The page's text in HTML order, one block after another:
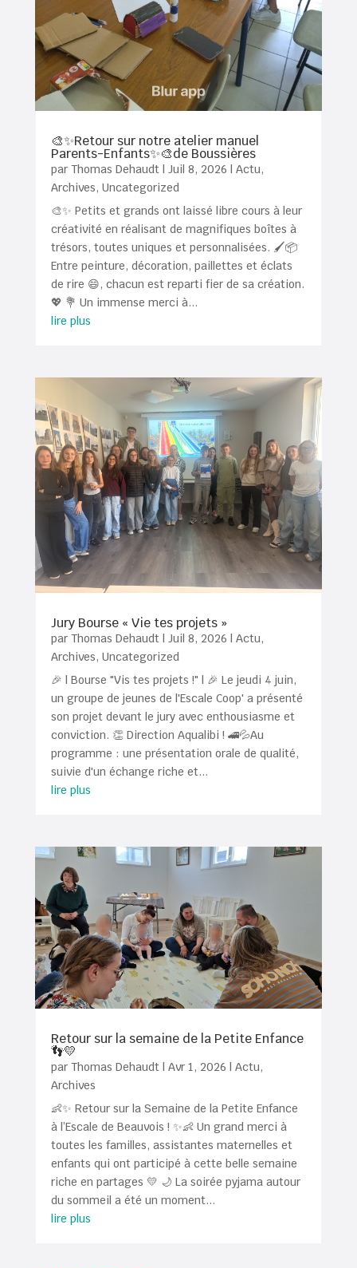
🎨✨Retour sur notre atelier manuel
Parents-Enfants✨🎨de Boussières
par Thomas Dehaudt| Juil 8, 2026 | Actu,
Archives, Uncategorized
🎨✨ Petits et grands ont laissé libre cours à leur
créativité en réalisant de magnifiques boîtes à
trésors, toutes uniques et personnalisées. 🖌️📦
Entre peinture, décoration, paillettes et éclats
de rire 😄, chacun est reparti fier de sa création.
💖 💐 Un immense merci à...
lire plus
Jury Bourse « Vie tes projets »
par Thomas Dehaudt| Juil 8, 2026 | Actu,
Archives, Uncategorized
🎉 | Bourse "Vis tes projets !" | 🎉 Le jeudi 4 juin,
un groupe de jeunes de l'Escale Coop' a présenté
son projet devant le jury avec enthousiasme et
conviction. 👏 Direction Aqualibi ! 🚄💦Au
programme : une présentation orale de qualité,
suivie d'un échange riche et...
lire plus
Retour sur la semaine de la Petite Enfance
👣💛
par Thomas Dehaudt| Avr 1, 2026 Actu,
Archives
👶✨ Retour sur la Semaine de la Petite Enfance
à l’Escale de Beauvois ! ✨👶 Un grand merci à
toutes les familles, assistantes maternelles et
enfants qui ont participé à cette belle semaine
riche en partages 💛 🌙 La soirée pyjama autour
du sommeil a été un moment...
lire plus